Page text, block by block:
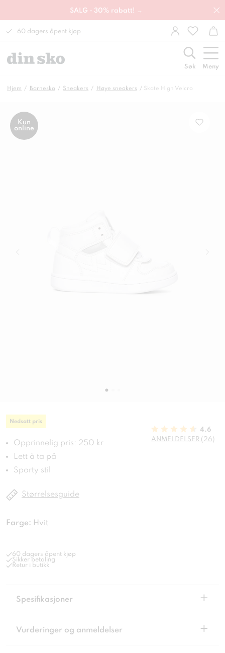
SALG - 30% rabatt! →
60 dagers åpent kjøp
Søk Meny
Hjem Barnesko Sneakers Høye sneakers Skate High Velcro
Kun
online
Nedsatt pris
Opprinnelig pris: 250 kr
Lett å ta på
Sporty stil
4.6
ANMELDELSER (26)
Størrelsesguide
Farge: Hvit
60 dagers åpent kjøp
Sikker betaling
Retur i butikk
Spesifikasjoner +
Vurderinger og anmeldelser +